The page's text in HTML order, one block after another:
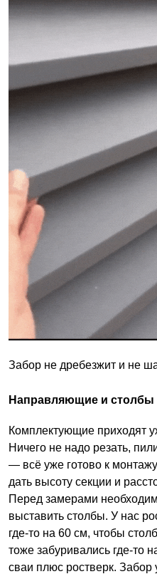
Забор не дребезжит и не
Направляющие и столбы
Комплектующие приходят
Ничего не надо резать,
— всё уже готово к
дать высоту секции и
Перед замерами
выставить столбы. У нас
где-то на 60 см, чтобы
тоже забуривались где-то
сваи плюс ростверк.